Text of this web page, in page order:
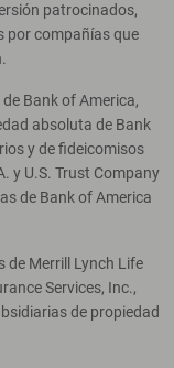
patrocinados,
por compañías que
Bank of America,
absoluta de Bank
y de fideicomisos
y U.S. Trust Company
de Bank of America
de Merrill Lynch Life
Services, Inc.,
de propiedad